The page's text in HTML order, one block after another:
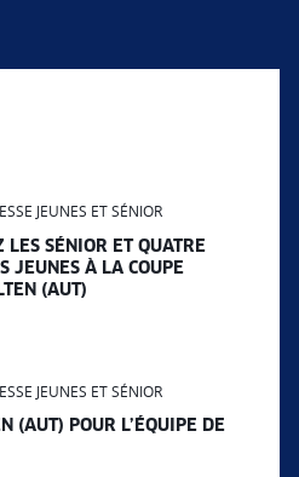
JEUNES ET SÉNIOR
SÉNIOR ET QUATRE
JEUNES À LA COUPE
(AUT)
JEUNES ET SÉNIOR
(AUT) POUR L’ÉQUIPE DE